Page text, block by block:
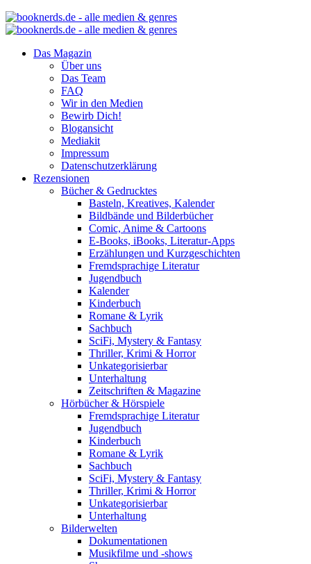
Das Magazin
Über uns
Das Team
FAQ
Wir in den Medien
Bewirb Dich!
Blogansicht
Mediakit
Impressum
Datenschutzerklärung
Rezensionen
Bücher & Gedrucktes
Basteln, Kreatives, Kalender
Bildbände und Bilderbücher
Comic, Anime & Cartoons
E-Books, iBooks, Literatur-Apps
Erzählungen und Kurzgeschichten
Fremdsprachige Literatur
Jugendbuch
Kalender
Kinderbuch
Romane & Lyrik
Sachbuch
SciFi, Mystery & Fantasy
Thriller, Krimi & Horror
Unkategorisierbar
Unterhaltung
Zeitschriften & Magazine
Hörbücher & Hörspiele
Fremdsprachige Literatur
Jugendbuch
Kinderbuch
Romane & Lyrik
Sachbuch
SciFi, Mystery & Fantasy
Thriller, Krimi & Horror
Unkategorisierbar
Unterhaltung
Bilderwelten
Dokumentationen
Musikfilme und -shows